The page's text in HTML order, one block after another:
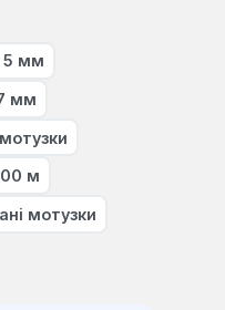
5 мм
мм
м
мотузки